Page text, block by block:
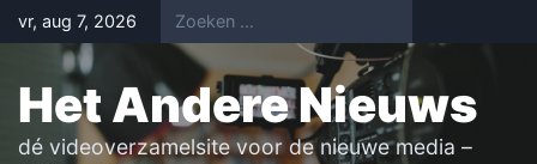
Skip
to
content
vr, aug 7, 2026
Het Andere Nieuws
dé videoverzamelsite voor de nieuwe media –